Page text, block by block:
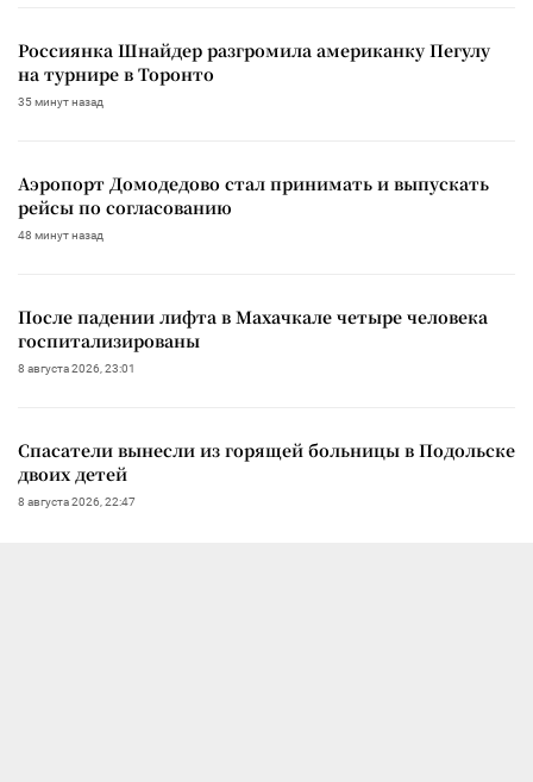
Россиянка Шнайдер разгромила американку Пегулу
на турнире в Торонто
35 минут назад
Аэропорт Домодедово стал принимать и выпускать
рейсы по согласованию
48 минут назад
После падении лифта в Махачкале четыре человека
госпитализированы
8 августа 2026, 23:01
Спасатели вынесли из горящей больницы в Подольске
двоих детей
8 августа 2026, 22:47